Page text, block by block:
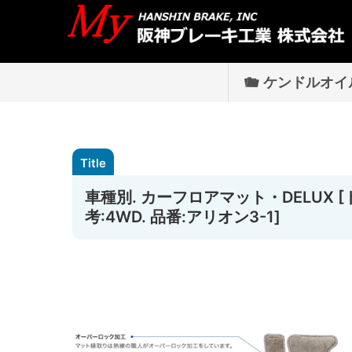
ケンドルオイ
車種別. カーフロアマット・DELUX
考:4WD. 品番:アリオン3-1]